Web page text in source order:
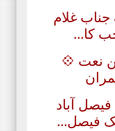
غلام
کا...
نعت 💠
آباد
فیصل...